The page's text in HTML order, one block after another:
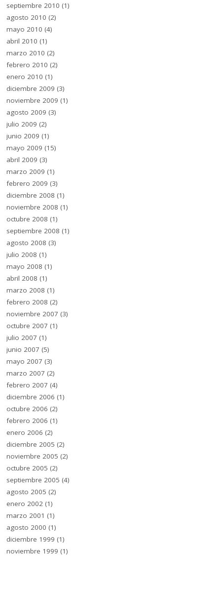
septiembre 2010 (1)
agosto 2010 (2)
mayo 2010 (4)
abril 2010 (1)
marzo 2010 (2)
febrero 2010 (2)
enero 2010 (1)
diciembre 2009 (3)
noviembre 2009 (1)
agosto 2009 (3)
julio 2009 (2)
junio 2009 (1)
mayo 2009 (15)
abril 2009 (3)
marzo 2009 (1)
febrero 2009 (3)
diciembre 2008 (1)
noviembre 2008 (1)
octubre 2008 (1)
septiembre 2008 (1)
agosto 2008 (3)
julio 2008 (1)
mayo 2008 (1)
abril 2008 (1)
marzo 2008 (1)
febrero 2008 (2)
noviembre 2007 (3)
octubre 2007 (1)
julio 2007 (1)
junio 2007 (5)
mayo 2007 (3)
marzo 2007 (2)
febrero 2007 (4)
diciembre 2006 (1)
octubre 2006 (2)
febrero 2006 (1)
enero 2006 (2)
diciembre 2005 (2)
noviembre 2005 (2)
octubre 2005 (2)
septiembre 2005 (4)
agosto 2005 (2)
enero 2002 (1)
marzo 2001 (1)
agosto 2000 (1)
diciembre 1999 (1)
noviembre 1999 (1)